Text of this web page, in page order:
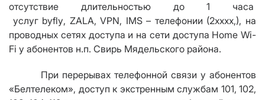
отсутствие длительностью до 1 часа
услуг byfly, ZALA,VPN, IMS– телефонии (2хххх,), на
проводных сетях доступа и на сети доступа Home Wi-
Fi у абонентов н.п. Свирь Мядельского района.
При перерывах телефонной связи у абонентов
«Белтелеком», доступ к экстренным службам 101, 102,